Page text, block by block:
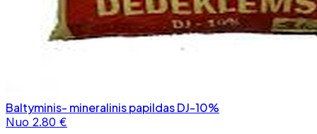
Baltyminis- mineralinis papildas DJ-10%
Nuo 2.80 €